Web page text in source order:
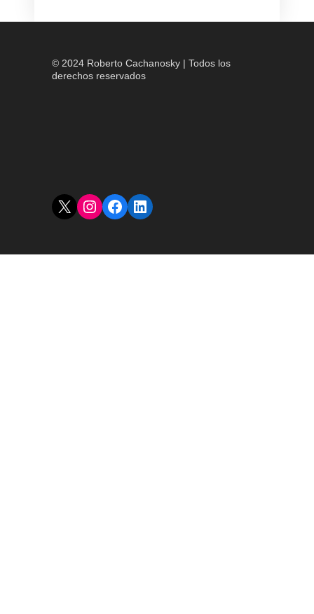
© 2024 Roberto Cachanosky | Todos los
derechos reservados
X Instagram
Facebook
LinkedIn